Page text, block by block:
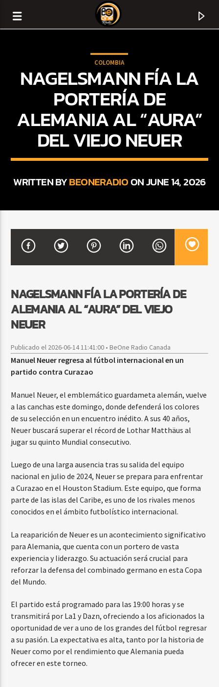
CURRENT TRACK
ARTIST
5:00 PM 7:00 PM
COLOMBIA
NAGELSMANN FÍA LA
PORTERÍA DE
ALEMANIA AL “AURA”
DEL VIEJO NEUER
WRITTEN BYBEONERADIOON JUNE 14, 2026
NAGELSMANN FÍA LA PORTERÍA DE
ALEMANIA AL “AURA” DEL VIEJO
NEUER
Publicado el 2026-06-14 11:41:00 • BeOne Radio Canada
Manuel Neuer regresa al fútbol internacional en un
partido contra Curazao
Manuel Neuer, el emblemático guardameta alemán, vuelve
a las canchas este domingo, donde defenderá los colores
de su selección en un encuentro inédito. A sus 40 años,
Neuer buscará superar el récord de Lothar Matthäus al
jugar su quinto Mundial consecutivo.
Luego de una larga ausencia tras su salida del equipo
nacional en julio de 2024, Neuer se prepara para enfrentar
a Curazao en el Houston Stadium. Este equipo, que forma
parte de las islas del Caribe, es uno de los rivales menos
conocidos en el ámbito futbolístico internacional.
La reaparición de Neuer es un acontecimiento significativo
para Alemania, que cuenta con un portero de vasta
experiencia y liderazgo. Su actuación será crucial para
reforzar la defensa del combinado germano en esta Copa
del Mundo.
El partido está programado para las 19:00 horas y se
transmitirá por La1 y Dazn, ofreciendo a los aficionados la
oportunidad de ver a uno de los grandes del fútbol regresar
a su pasión. La expectativa es alta, tanto por la historia de
Neuer como por el rendimiento que Alemania pueda
ofrecer en este torneo.